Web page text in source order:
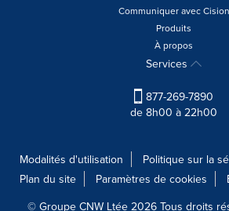
Communiquer avec Cision
Produits
À propos
Services
877-269-7890
de 8h00 à 22h00
Modalités d'utilisation
Politique sur la
Plan du site
Paramètres de cookies
© Groupe CNW Ltée 2026 Tous droits